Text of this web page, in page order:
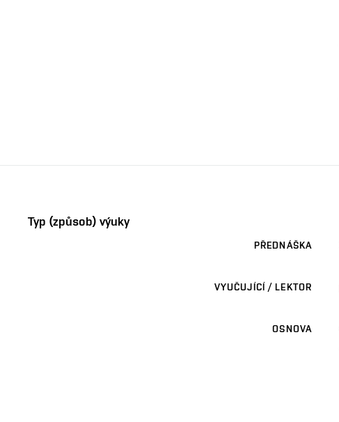
Typ (způsob) výuky
PŘEDNÁŠKA
VYUČUJÍCÍ / LEKTOR
OSNOVA